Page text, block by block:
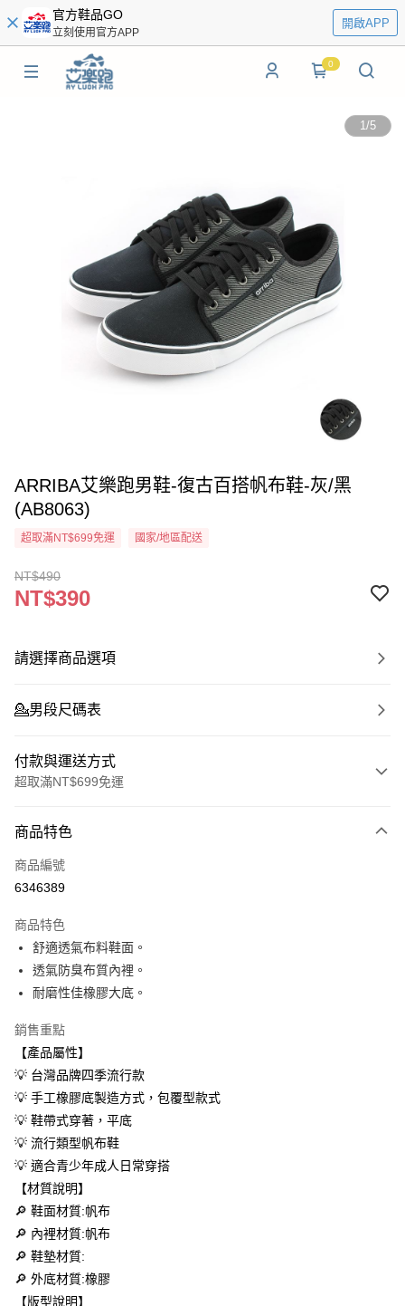
官方鞋品GO
立刻使用官方APP
開啟APP
0
1/5
ARRIBA艾樂跑男鞋-復古百搭帆布鞋-灰/黑
(AB8063)
超取滿NT$699免運 國家/地區配送
NT$490
NT$390
請選擇商品選項
💁‍男段尺碼表
付款與運送方式
超取滿NT$699免運
信用卡一次付款
超商取貨付款
Apple Pay
街口支付
Google Pay
AFTEE先享後付
相關說明
【關於「AFTEE先享後付」】
AFTEE先享後付是「在收到商品之後才付款」的支付方式。 讓您購物簡單
便利好安心！
１．簡單：不需註冊會員、不需綁卡、不需儲值。
２．便利：只要手機號碼，簡訊認證，即可結帳。
【「AFTEE先享後付」結帳流程】
１．於結帳方式選擇「AFTEE先享後付」後，將跳轉至「AFTEE先享後付」
結帳頁面，進行簡訊認證並確認金額後，即可完成結帳。
２．訂單成立數日內，您將收到繳費通知簡訊。
３．收到繳費通知簡訊後14天內，點擊此簡訊中的連結，可透過四大超商／
全家取貨付款
每筆NT$60，滿NT$699(含以上)免運費
付款後全家取貨
每筆NT$60，滿NT$699(含以上)免運費
商品特色
商品編號
6346389
商品特色
舒適透氣布料鞋面。
透氣防臭布質內裡。
耐磨性佳橡膠大底。
銷售重點
【產品屬性】
💡 台灣品牌四季流行款
💡 手工橡膠底製造方式，包覆型款式
💡 鞋帶式穿著，平底
💡 流行類型帆布鞋
💡 適合青少年成人日常穿搭
【材質說明】
🔎 鞋面材質:帆布
🔎 內裡材質:帆布
🔎 鞋墊材質:
🔎 外底材質:橡膠
【版型說明】